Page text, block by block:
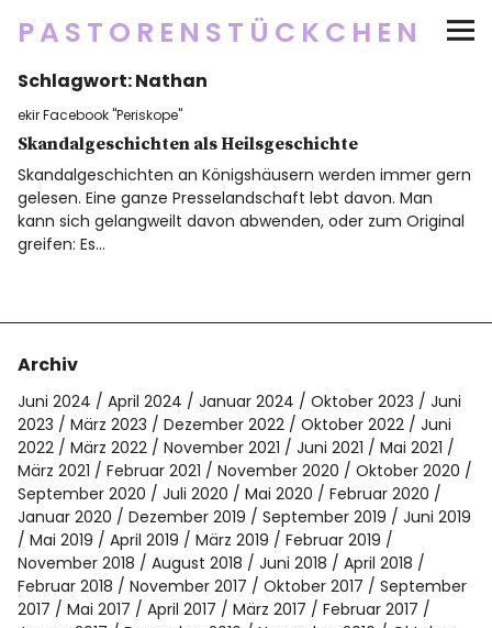
PASTORENSTÜCKCHEN
Startseite
Über
Social Media
Impressum/Datenschutz
TwitterRSSInstagramFacebookpinterest
flickr500px
Spotify
Schlagwort:Nathan
ekir Facebook "Periskope"
Skandalgeschichten als Heilsgeschichte
Skandalgeschichten an Königshäusern werden immer gern
gelesen. Eine ganze Presselandschaft lebt davon. Man
kann sich gelangweilt davon abwenden, oder zum Original
greifen: Es…
Archiv
Juni 2024 April 2024 Januar 2024 Oktober 2023
Juni
2023
März 2023 Dezember 2022 Oktober 2022
Juni
2022
März 2022 November 2021 Juni 2021
Mai 2021
März 2021
Februar 2021 November 2020
Oktober 2020
September 2020
Juli 2020 Mai 2020
Februar 2020
Januar 2020
Dezember 2019 September 2019
Juni 2019
Mai 2019
April 2019 März 2019
Februar 2019
November 2018
August 2018 Juni 2018
April 2018
Februar 2018
November 2017 Oktober 2017
September
2017
Mai 2017 April 2017 März 2017
Februar 2017